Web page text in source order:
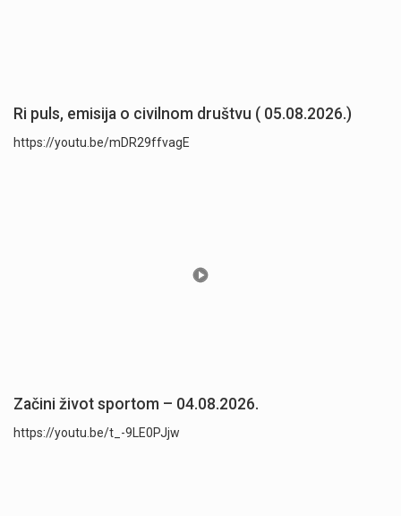
Ri puls, emisija o civilnom društvu ( 05.08.2026.)
https://youtu.be/mDR29ffvagE
Začini život sportom – 04.08.2026.
https://youtu.be/t_-9LE0PJjw